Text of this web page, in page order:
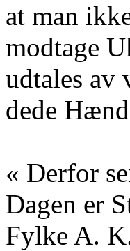
at man
modtage
udtales av
dede
« Derfor
Dagen er
Fylke A.